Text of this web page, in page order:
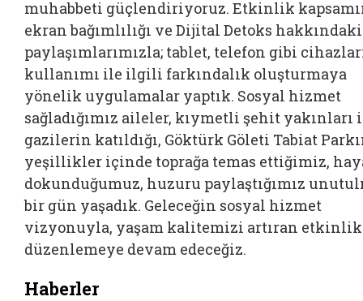
muhabbeti güçlendiriyoruz. Etkinlik
ekran bağımlılığı ve Dijital Detoks hakkındaki
paylaşımlarımızla; tablet, telefon gibi
kullanımı ile ilgili farkındalık oluşturmaya
yönelik uygulamalar yaptık. Sosyal hizmet
sağladığımız aileler, kıymetli şehit yakınları
gazilerin katıldığı, Göktürk Göleti Tabiat
yeşillikler içinde toprağa temas ettiğimiz,
dokunduğumuz, huzuru paylaştığımız
bir gün yaşadık. Geleceğin sosyal hizmet
vizyonuyla, yaşam kalitemizi artıran
düzenlemeye devam edeceğiz.
Haberler